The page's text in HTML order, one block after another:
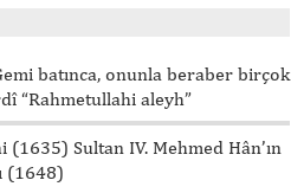
batınca, onunla beraber birçok
“Rahmetullahi aleyh”
Sultan IV. Mehmed Hân’ın
(1648)